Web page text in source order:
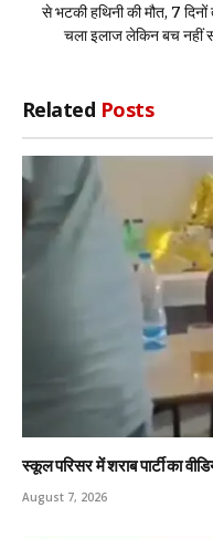
से भटकी हथिनी की मौत, 7
चला इलाज लेकिन बच नहीं
Related Posts
स्कूल परिसर में शराब पार्टी का
August 7, 2026